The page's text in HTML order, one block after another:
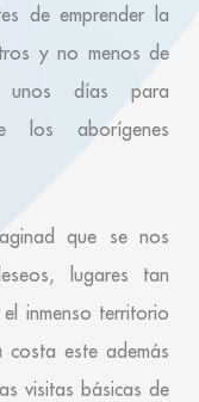
de emprender la
y no menos de
unos días para
los aborígenes
que se nos
lugares tan
inmenso territorio
este además
visitas básicas de